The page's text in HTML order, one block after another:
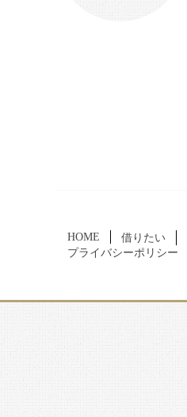
HOME 借りたい
プライバシーポリシー